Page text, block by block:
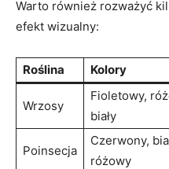
Warto również rozważyć
efekt wizualny:
Roślina Kolory
Wrzosy
Fioletowy,
biały
Poinsecja
Czerwony,
różowy